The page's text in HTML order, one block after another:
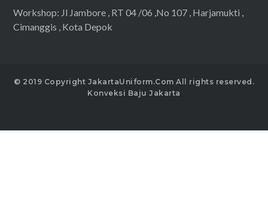
Workshop: Jl Jambore , RT 04 /06 ,No 107 , Harjamukti ,
Cimanggis , Kota Depok
© 2019 Copyright JakartaUniform.Com All rights reserved.
Konveksi Baju Jakarta